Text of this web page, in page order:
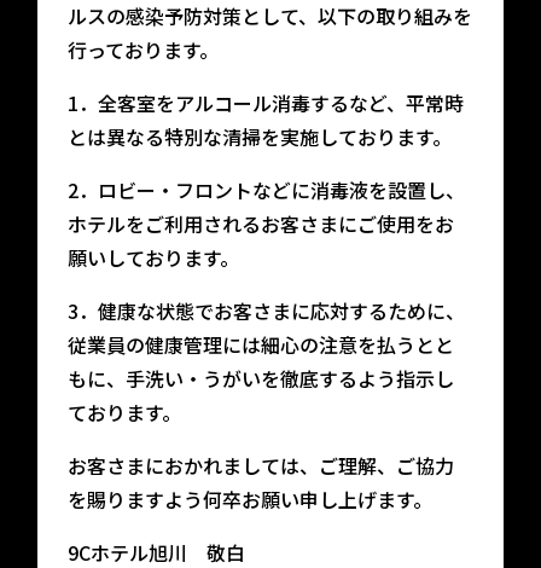
軽朝食
個人情報保護方針
イベント
宿泊約款
館内案内
会社概要
ルスの感染予防対策として、以下の取り組みを
行っております。
1．全客室をアルコール消毒するなど、平常時
とは異なる特別な清掃を実施しております。
2．ロビー・フロントなどに消毒液を設置し、
ホテルをご利用されるお客さまにご使用をお
願いしております。
3．健康な状態でお客さまに応対するために、
従業員の健康管理には細心の注意を払うとと
もに、手洗い・うがいを徹底するよう指示し
ております。
お客さまにおかれましては、ご理解、ご協力
を賜りますよう何卒お願い申し上げます。
9Cホテル旭川 敬白